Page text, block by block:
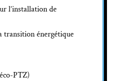
l’installation de
transition énergétique
PTZ)